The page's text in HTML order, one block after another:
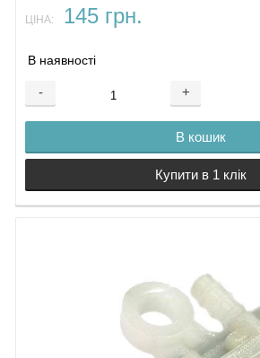
ЦІНА: 145 грн.
В наявності
- +
В кошик
Купити в 1 клік